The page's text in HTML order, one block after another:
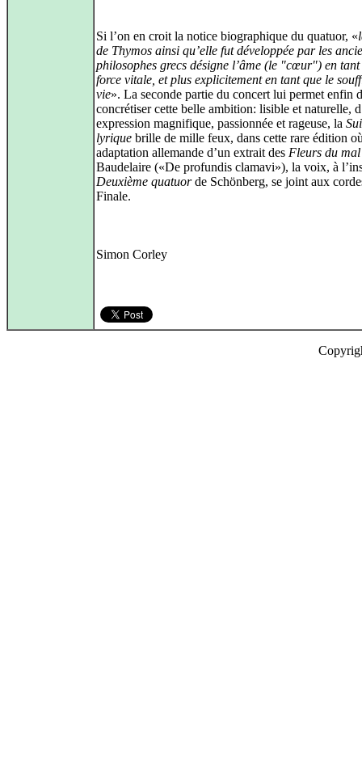
Si l’on en croit la notice biographique du quatuor, «
de Thymos ainsi qu’elle fut développée par les
philosophes grecs désigne l’âme (le "cœur") en tant
force vitale, et plus explicitement en tant que le
vie». La seconde partie du concert lui permet enfin
concrétiser cette belle ambition: lisible et naturelle,
expression magnifique, passionnée et rageuse, la
lyrique brille de mille feux, dans cette rare édition
adaptation allemande d’un extrait des Fleurs du mal
Baudelaire («De profundis clamavi»), la voix, à
Deuxième quatuorde Schönberg, se joint aux
Finale.
Simon Corley